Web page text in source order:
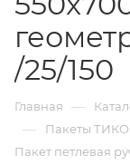
/25/150
Главная —
— Пакеты ТИКО
Пакет петлевая